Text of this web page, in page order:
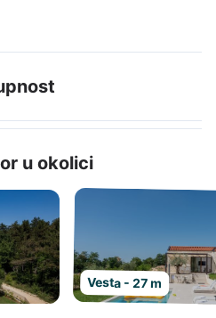
u okolici
Vesta - 27 m